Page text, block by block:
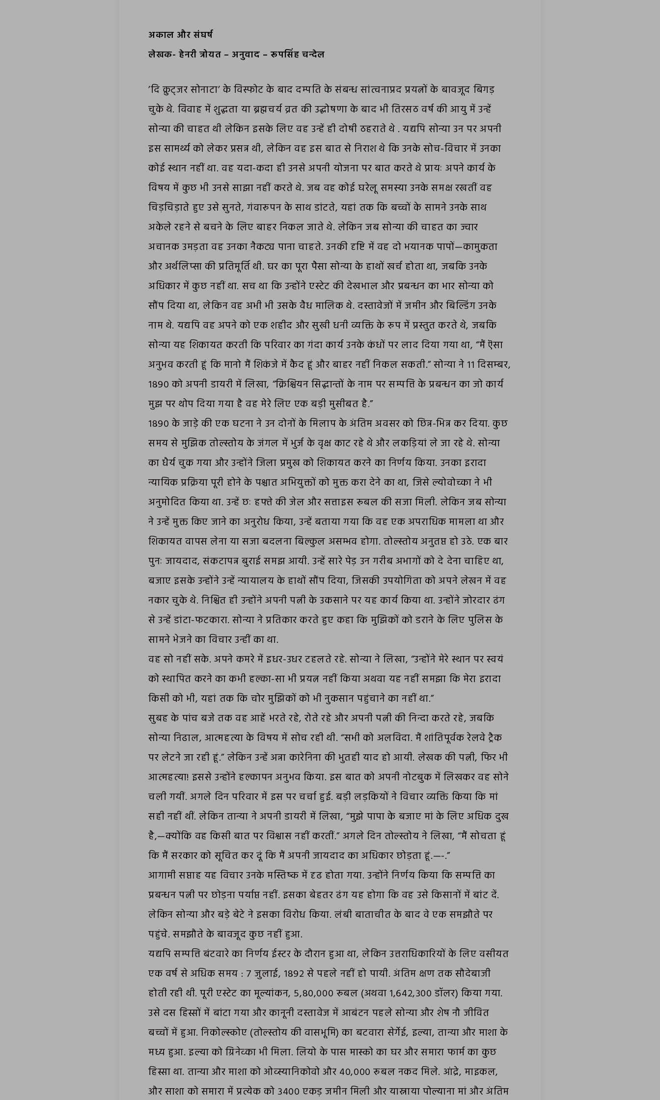
अकाल और संघर्ष
लेखक- हेनरी त्रोयत – अनुवाद – रूपसिंह चन्देल
’दि क्रुट्जर सोनाटा’ के विस्फोट के बाद दम्पति के संबन्ध सांत्वनाप्रद प्रयत्नों के बावजूद बिगड़
चुके थे. विवाह में शुद्धता या ब्रह्मचर्य व्रत की उद्घोषणा के बाद भी तिरसठ वर्ष की आयु में उन्हें
सोन्या की चाहत थी लेकिन इसके लिए वह उन्हें ही दोषी ठहराते थे . यद्यपि सोन्या उन पर अपनी
इस सामर्थ्य को लेकर प्रसन्न थी, लेकिन वह इस बात से निराश थे कि उनके सोच-विचार में उनका
कोई स्थान नहीं था. वह यदा-कदा ही उनसे अपनी योजना पर बात करते थे प्रायः अपने कार्य के
विषय में कुछ भी उनसे साझा नहीं करते थे. जब वह कोई घरेलू समस्या उनके समक्ष रखतीं वह
चिड़चिड़ाते हुए उसे सुनते, गंवारूपन के साथ डांटते, यहां तक कि बच्चों के सामने उनके साथ
अकेले रहने से बचने के लिए बाहर निकल जाते थे. लेकिन जब सोन्या की चाहत का ज्वार
अचानक उमड़ता वह उनका नैकट्य पाना चाहते. उनकी दृष्टि में वह दो भयानक पापों—कामुकता
और अर्थलिप्सा की प्रतिमूर्ति थी. घर का पूरा पैसा सोन्या के हाथों खर्च होता था, जबकि उनके
अधिकार में कुछ नहीं था. सच था कि उन्होंने एस्टेट की देखभाल और प्रबन्धन का भार सोन्या को
सौंप दिया था, लेकिन वह अभी भी उसके वैध मालिक थे. दस्तावेजों में जमीन और बिल्डिंग उनके
नाम थे. यद्यपि वह अपने को एक शहीद और सुखी धनी व्यक्ति के रूप में प्रस्तुत करते थे, जबकि
सोन्या यह शिकायत करती कि परिवार का गंदा कार्य उनके कंधों पर लाद दिया गया था, “मैं ऎसा
अनुभव करती हूं कि मानो मैं शिकंजे में कैद हूं और बाहर नहीं निकल सकती.” सोन्या ने ११ दिसम्बर,
१८९० को अपनी डायरी में लिखा, “क्रिश्चियन सिद्धान्तों के नाम पर सम्पत्ति के प्रबन्धन का जो कार्य
मुझ पर थोप दिया गया है वह मेरे लिए एक बड़ी मुसीबत है.”
१८९० के जाड़े की एक घटना ने उन दोनों के मिलाप के अंतिम अवसर को छिन्न-भिन्न कर दिया. कुछ
समय से मुझिक तोल्स्तोय के जंगल में भुर्ज के वृक्ष काट रहे थे और लकड़ियां ले जा रहे थे. सोन्या
का धैर्य चुक गया और उन्होंने जिला प्रमुख को शिकायत करने का निर्णय किया. उनका इरादा
न्यायिक प्रक्रिया पूरी होने के पश्चात अभियुक्तों को मुक्त करा देने का था, जिसे ल्योवोच्का ने भी
अनुमोदित किया था. उन्हें छः हफ्ते की जेल और सत्ताइस रूबल की सजा मिली. लेकिन जब सोन्या
ने उन्हें मुक्त किए जाने का अनुरोध किया, उन्हें बताया गया कि वह एक अपराधिक मामला था और
शिकायत वापस लेना या सजा बदलना बिल्कुल असम्भव होगा. तोल्स्तोय अनुतप्त हो उठे. एक बार
पुनः जायदाद, संकटापन्न बुराई समझ आयी. उन्हें सारे पेड़ उन गरीब अभागों को दे देना चाहिए था,
बजाए इसके उन्होंने उन्हें न्यायालय के हाथों सौंप दिया, जिसकी उपयोगिता को अपने लेखन में वह
नकार चुके थे. निश्चित ही उन्होंने अपनी पत्नी के उकसाने पर यह कार्य किया था. उन्होंने जोरदार ढंग
से उन्हें डांटा-फटकारा. सोन्या ने प्रतिकार करते हुए कहा कि मुझिकों को डराने के लिए पुलिस के
सामने भेजने का विचार उन्हीं का था.
वह सो नहीं सके. अपने कमरे में इधर-उधर टहलते रहे. सोन्या ने लिखा, “उन्होंने मेरे स्थान पर स्वयं
को स्थापित करने का कभी हल्का-सा भी प्रयत्न नहीं किया अथवा यह नहीं समझा कि मेरा इरादा
किसी को भी, यहां तक कि चोर मुझिकों को भी नुकसान पहुंचाने का नहीं था.”
सुबह के पांच बजे तक वह आहें भरते रहे, रोते रहे और अपनी पत्नी की निन्दा करते रहे, जबकि
सोन्या निढाल, आत्महत्या के विषय में सोच रही थी. “सभी को अलविदा. मैं शांतिपूर्वक रेलवे ट्रैक
पर लेटने जा रही हूं.” लेकिन उन्हें अन्ना कारेनिना की भुतही याद हो आयी. लेखक की पत्नी, फिर भी
आत्महत्या! इससे उन्होंने हल्कापन अनुभव किया. इस बात को अपनी नोटबुक में लिखकर वह सोने
चली गयीं. अगले दिन परिवार में इस पर चर्चा हुई. बड़ी लड़कियों ने विचार व्यक्ति किया कि मां
सही नहीं थीं. लेकिन तान्या ने अपनी डायरी में लिखा, “मुझे पापा के बजाए मां के लिए अधिक दुख
है,—क्योंकि वह किसी बात पर विश्वास नहीं करतीं.” अगले दिन तोल्स्तोय ने लिखा, “मैं सोचता हूं
कि मैं सरकार को सूचित कर दूं कि मैं अपनी जायदाद का अधिकार छोड़ता हूं.—-.”
आगामी सप्ताह यह विचार उनके मस्तिष्क में दृढ होता गया. उन्होंने निर्णय किया कि सम्पत्ति का
प्रबन्धन पत्नी पर छोड़ना पर्याप्त नहीं. इसका बेहतर ढंग यह होगा कि वह उसे किसानों में बांट दें.
लेकिन सोन्या और बड़े बेटे ने इसका विरोध किया. लंबी बाताचीत के बाद वे एक समझौते पर
पहुंचे. समझौते के बावजूद कुछ नहीं हुआ.
यद्यपि सम्पत्ति बंटवारे का निर्णय ईस्टर के दौरान हुआ था, लेकिन उत्तराधिकारियों के लिए वसीयत
एक वर्ष से अधिक समय : ७ जुलाई, १८९२ से पहले नहीं हो पायी. अंतिम क्षण तक सौदेबाजी
होती रही थी. पूरी एस्टेट का मूल्यांकन, ५,८०,००० रूबल (अथवा १,६४२,३०० डॉलर) किया गया.
उसे दस हिस्सों में बांटा गया और कानूनी दस्तावेज में आबंटन पहले सोन्या और शेष नौ जीवित
बच्चों में हुआ. निकोल्स्कोए (तोल्स्तोय की वासभूमि) का बटवारा सेर्गेई, इल्या, तान्या और माशा के
मध्य हुआ. इल्या को ग्रिनेव्का भी मिला. लियो के पास मास्को का घर और समारा फार्म का कुछ
हिस्सा था. तान्या और माशा को ओव्स्यानिकोवो और ४०,००० रूबल नकद मिले. आंद्रे, माइकल,
और साशा को समारा में प्रत्येक को ३४०० एकड़ जमीन मिली और यास्नाया पोल्याना मां और अंतिम